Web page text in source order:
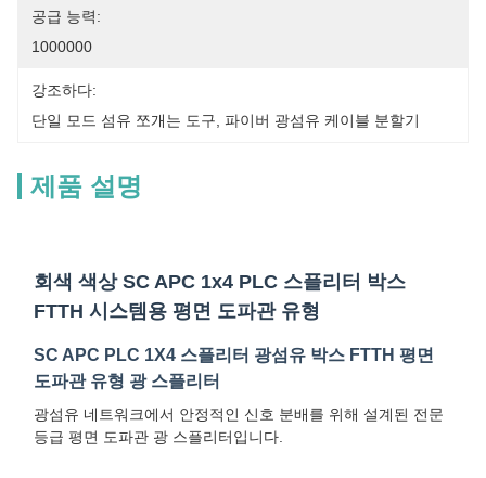
공급 능력:
1000000
강조하다:
단일 모드 섬유 쪼개는 도구 파이버 광섬유 케이블 분할기
제품 설명
회색 색상 SC APC 1x4 PLC 스플리터 박스
FTTH 시스템용 평면 도파관 유형
SC APC PLC 1X4 스플리터 광섬유 박스 FTTH 평면
도파관 유형 광 스플리터
광섬유 네트워크에서 안정적인 신호 분배를 위해 설계된 전문
등급 평면 도파관 광 스플리터입니다.